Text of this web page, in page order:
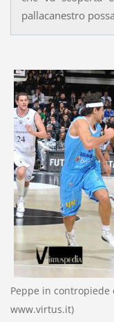
pallacanestro
Peppe in
www.virtus.it)